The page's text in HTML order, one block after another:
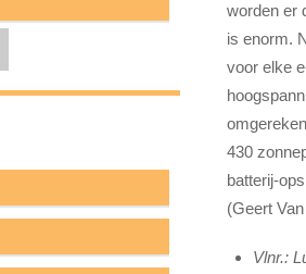
worden er
is enorm.
voor elke
430
batterij-
(Geert
Vlnr.: